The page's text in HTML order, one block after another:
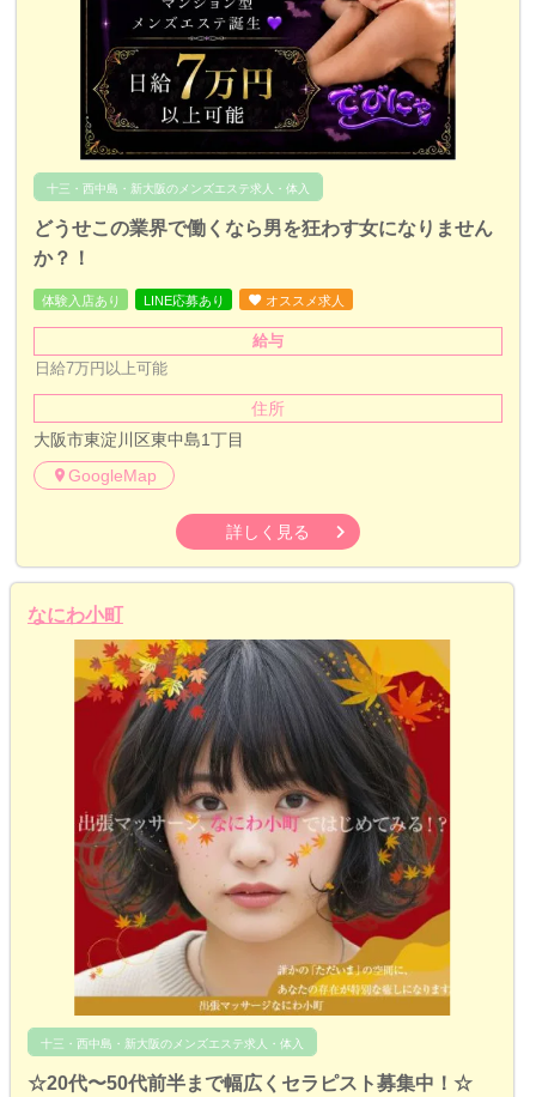
十三・西中島・新大阪のメンズエステ求人・体入
どうせこの業界で働くなら男を狂わす女になりません
か？！
体験入店あり LINE応募あり オススメ求人
給与
日給7万円以上可能
住所
大阪市東淀川区東中島1丁目
GoogleMap
詳しく見る
なにわ小町
十三・西中島・新大阪のメンズエステ求人・体入
☆20代〜50代前半まで幅広くセラピスト募集中！☆